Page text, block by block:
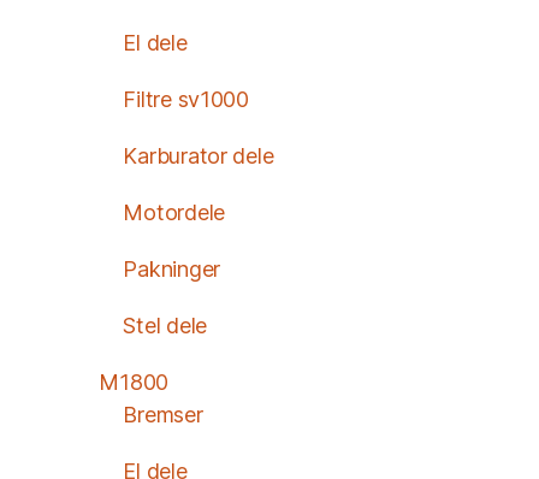
El dele
Filtre sv1000
Karburator dele
Motordele
Pakninger
Stel dele
M1800
Bremser
El dele